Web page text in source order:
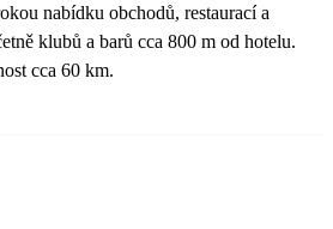
nabídku obchodů, restaurací a
klubů a barů cca 800 m od hotelu.
cca 60 km.